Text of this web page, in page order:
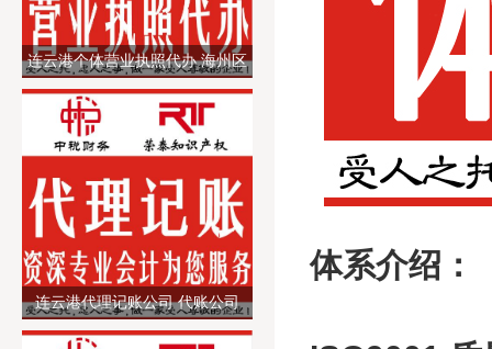
体系介绍：
连云港个体营业执照代办 海州区
个体工商户营业执照代办注销 提
供注册地址
连云港代理记账公司 代账公司
会计代理记账 财务财税公司